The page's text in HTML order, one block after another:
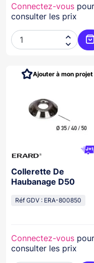
Connectez-vous pour
consulter les prix


Collerette De
Haubanage D50
Réf GDV : ERA-800850
Connectez-vous pour
consulter les prix
Ajouter à mon projet